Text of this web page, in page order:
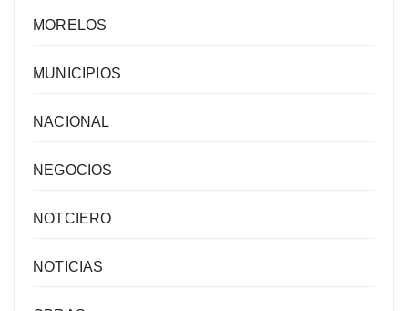
MORELOS
MUNICIPIOS
NACIONAL
NEGOCIOS
NOTCIERO
NOTICIAS